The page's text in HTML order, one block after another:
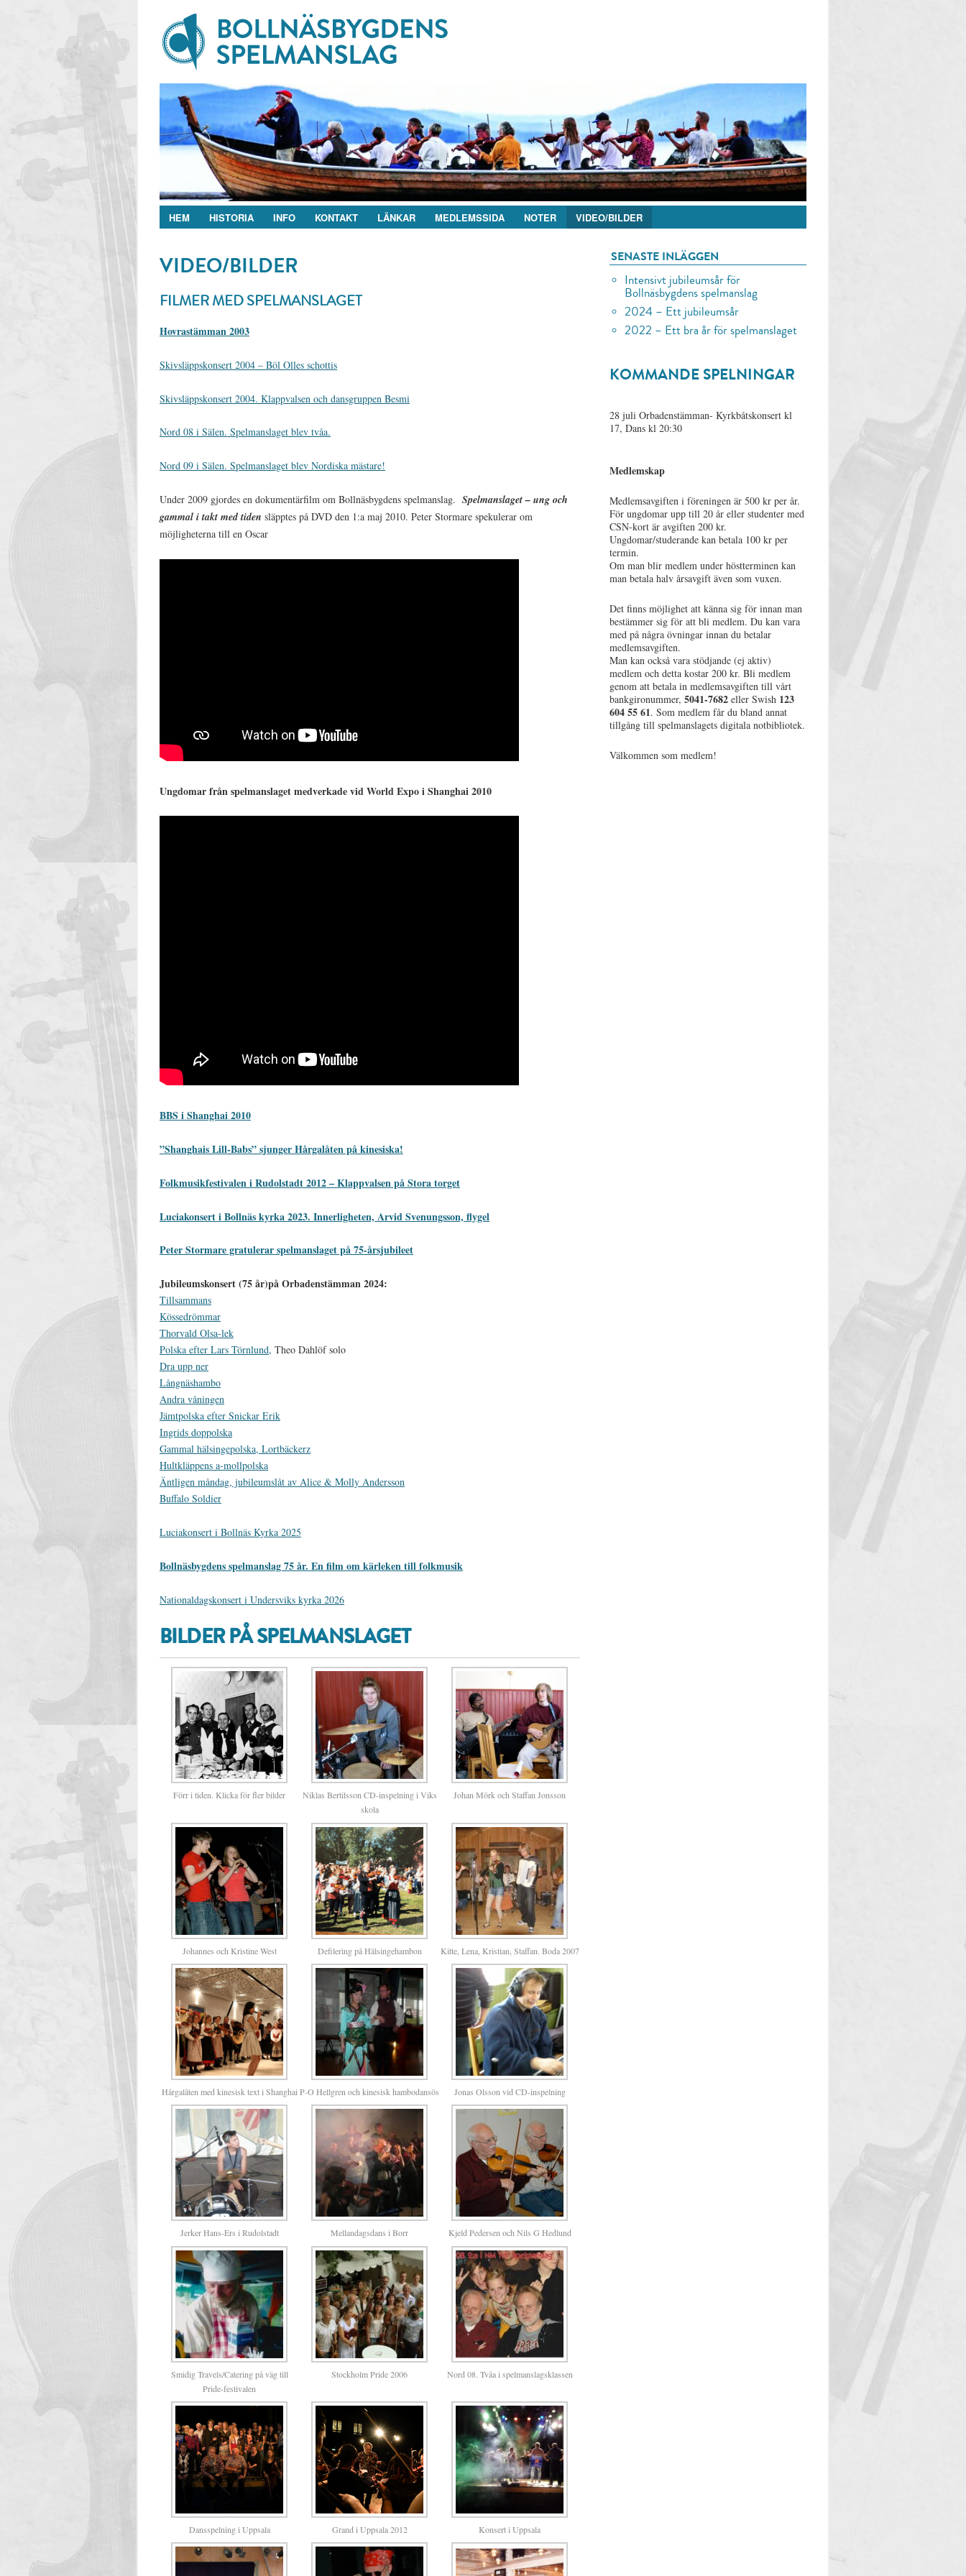
HEM HISTORIA INFO KONTAKT LÄNKAR MEDLEMSSIDA NOTER VIDEO/BILDER
VIDEO/BILDER
FILMER MED SPELMANSLAGET
Hovrastämman 2003
Skivsläppskonsert 2004 – Böl Olles schottis
Skivsläppskonsert 2004. Klappvalsen och dansgruppen Besmi
Nord 08 i Sälen. Spelmanslaget blev tvåa.
Nord 09 i Sälen. Spelmanslaget blev Nordiska mästare!
Under 2009 gjordes en dokumentärfilm om Bollnäsbygdens spelmanslag. Spelmanslaget – ung och
gammal i takt med tiden släpptes på DVD den 1:a maj 2010. Peter Stormare spekulerar om
möjligheterna till en Oscar
Ungdomar från spelmanslaget medverkade vid World Expo i Shanghai 2010
BBS i Shanghai 2010
”Shanghais Lill-Babs” sjunger Hårgalåten på kinesiska!
Folkmusikfestivalen i Rudolstadt 2012 – Klappvalsen på Stora torget
Luciakonsert i Bollnäs kyrka 2023. Innerligheten, Arvid Svenungsson, flygel
Peter Stormare gratulerar spelmanslaget på 75-årsjubileet
Jubileumskonsert (75 år)på Orbadenstämman 2024:
Tillsammans
Kössedrömmar
Thorvald Olsa-lek
Polska efter Lars Törnlund, Theo Dahlöf solo
Dra upp ner
Långnäshambo
Andra våningen
Jämtpolska efter Snickar Erik
Ingrids doppolska
Gammal hälsingepolska, Lortbäckerz
Hultkläppens a-mollpolska
Äntligen måndag, jubileumslåt av Alice & Molly Andersson
Buffalo Soldier
Luciakonsert i Bollnäs Kyrka 2025
Bollnäsbygdens spelmanslag 75 år. En film om kärleken till folkmusik
Nationaldagskonsert i Undersviks kyrka 2026
BILDER PÅ SPELMANSLAGET
Förr i tiden. Klicka för fler bilder
Niklas Bertilsson CD-inspelning i Viks
skola
Johan Mörk och Staffan Jonsson
Johannes och Kristine West Defilering på Hälsingehambon Kitte, Lena, Kristian, Staffan. Boda 2007
Hårgalåten med kinesisk text i Shanghai P-O Hellgren och kinesisk hambodansös Jonas Olsson vid CD-inspelning
Jerker Hans-Ers i Rudolstadt Mellandagsdans i Borr Kjeld Pedersen och Nils G Hedlund
Smidig Travels/Catering på väg till
Pride-festivalen
Stockholm Pride 2006 Nord 08. Tvåa i spelmanslagsklassen
Dansspelning i Uppsala Grand i Uppsala 2012 Konsert i Uppsala
SENASTE INLÄGGEN
Intensivt jubileumsår för
Bollnäsbygdens spelmanslag
2024 – Ett jubileumsår
2022 – Ett bra år för spelmanslaget
KOMMANDE SPELNINGAR
28 juli Orbadenstämman- Kyrkbåtskonsert kl
17, Dans kl 20:30
Medlemskap
Medlemsavgiften i föreningen är 500 kr per år.
För ungdomar upp till 20 år eller studenter med
CSN-kort är avgiften 200 kr.
Ungdomar/studerande kan betala 100 kr per
termin.
Om man blir medlem under höstterminen kan
man betala halv årsavgift även som vuxen.
Det finns möjlighet att känna sig för innan man
bestämmer sig för att bli medlem. Du kan vara
med på några övningar innan du betalar
medlemsavgiften.
Man kan också vara stödjande (ej aktiv)
medlem och detta kostar 200 kr. Bli medlem
genom att betala in medlemsavgiften till vårt
bankgironummer,5041-7682 eller Swish 123
604 55 61. Som medlem får du bland annat
tillgång till spelmanslagets digitala notbibliotek.
Välkommen som medlem!